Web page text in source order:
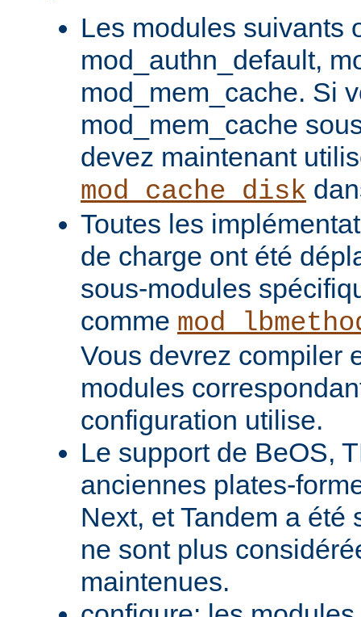
Les modules suivants
mod_authn_default,
mod_mem_cache. Si
mod_mem_cache
devez maintenant
mod_cache_disk
Toutes les
de charge ont été
sous-modules
comme
Vous devrez compiler
modules
configuration utilise.
Le support de BeOS,
anciennes plates-
Next, et Tandem a été
ne sont plus
maintenues.